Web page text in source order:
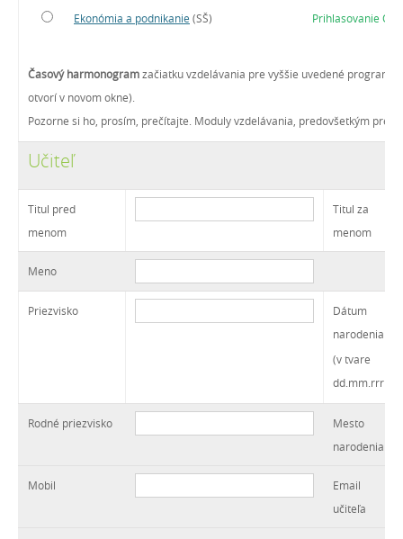
Ekonómia a podnikanie (SŠ) Prihlasovanie
Časový harmonogramzačiatku vzdelávania pre vyššie uvedené programy
otvorí v novom okne).
Pozorne si ho, prosím, prečítajte. Moduly vzdelávania, predovšetkým
Učiteľ
Titul pred
menom
Titul za
menom
Meno
Priezvisko
Dátum
narodenia
(v tvare
dd.mm.rrrr)
Rodné priezvisko
Mesto
narodenia
Mobil
Email
učiteľa